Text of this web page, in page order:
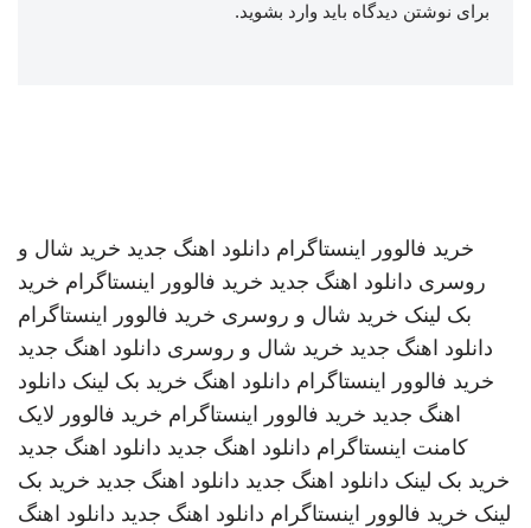
برای نوشتن دیدگاه باید وارد بشوید.
خرید فالوور اینستاگرام دانلود اهنگ جدید خرید شال و
روسری دانلود اهنگ جدید خرید فالوور اینستاگرام خرید
بک لینک خرید شال و روسری خرید فالوور اینستاگرام
دانلود اهنگ جدید خرید شال و روسری دانلود اهنگ جدید
خرید فالوور اینستاگرام دانلود اهنگ خرید بک لینک دانلود
اهنگ جدید خرید فالوور اینستاگرام خرید فالوور لایک
کامنت اینستاگرام دانلود اهنگ جدید دانلود اهنگ جدید
خرید بک لینک دانلود اهنگ جدید دانلود اهنگ جدید خرید بک
لینک خرید فالوور اینستاگرام دانلود اهنگ جدید دانلود اهنگ